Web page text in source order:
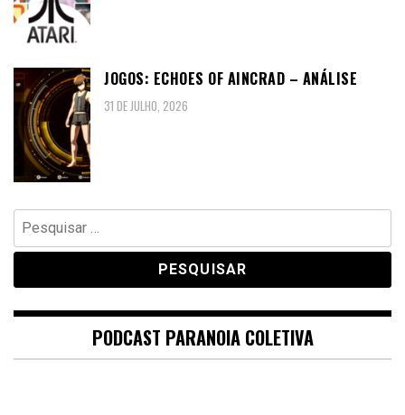
JOGOS: ECHOES OF AINCRAD – ANÁLISE
31 DE JULHO, 2026
Pesquisar
por:
PODCAST PARANOIA COLETIVA